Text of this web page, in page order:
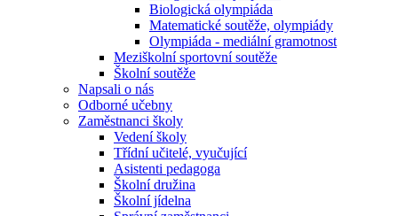
Biologická olympiáda
Matematické soutěže, olympiády
Olympiáda - mediální gramotnost
Meziškolní sportovní soutěže
Školní soutěže
Napsali o nás
Odborné učebny
Zaměstnanci školy
Vedení školy
Třídní učitelé, vyučující
Asistenti pedagoga
Školní družina
Školní jídelna